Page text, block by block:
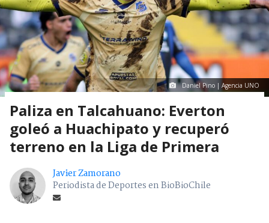
Daniel Pino | Agencia UNO
Paliza en Talcahuano: Everton
goleó a Huachipato y recuperó
terreno en la Liga de Primera
Javier Zamorano
Periodista de Deportes en BioBioChile